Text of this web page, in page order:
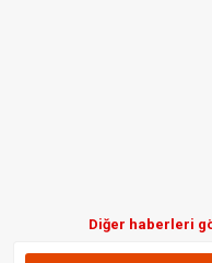
Diğer haberleri